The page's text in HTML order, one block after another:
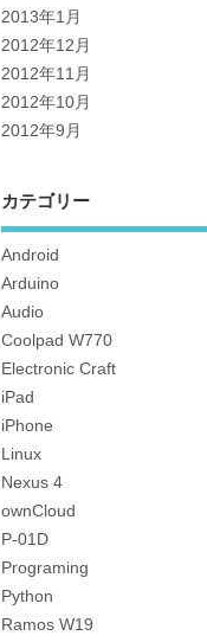
2013年1月
2012年12月
2012年11月
2012年10月
2012年9月
カテゴリー
Android
Arduino
Audio
Coolpad W770
Electronic Craft
iPad
iPhone
Linux
Nexus 4
ownCloud
P-01D
Programing
Python
Ramos W19